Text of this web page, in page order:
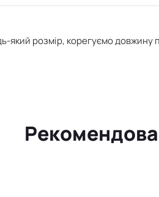
розмір, корегуємо